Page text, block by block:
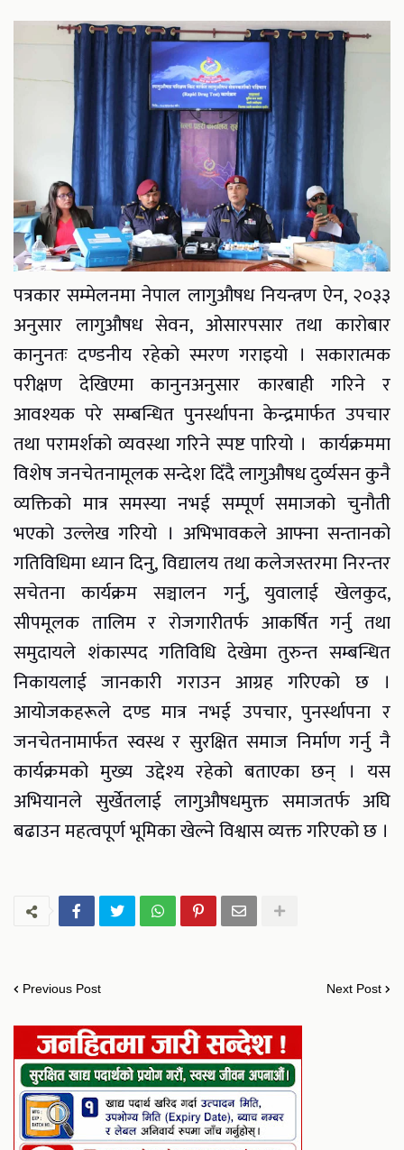
पत्रकार सम्मेलनमा नेपाल लागुऔषध नियन्त्रण ऐन, २०३३
अनुसार लागुऔषध सेवन, ओसारपसार तथा कारोबार
कानुनतः दण्डनीय रहेको स्मरण गराइयो । सकारात्मक
परीक्षण देखिएमा कानुनअनुसार कारबाही गरिने र
आवश्यक परे सम्बन्धित पुनर्स्थापना केन्द्रमार्फत उपचार
तथा परामर्शको व्यवस्था गरिने स्पष्ट पारियो । कार्यक्रममा
विशेष जनचेतनामूलक सन्देश दिँदै लागुऔषध दुर्व्यसन कुनै
व्यक्तिको मात्र समस्या नभई सम्पूर्ण समाजको चुनौती
भएको उल्लेख गरियो । अभिभावकले आफ्ना सन्तानको
गतिविधिमा ध्यान दिनु, विद्यालय तथा कलेजस्तरमा निरन्तर
सचेतना कार्यक्रम सञ्चालन गर्नु, युवालाई खेलकुद,
सीपमूलक तालिम र रोजगारीतर्फ आकर्षित गर्नु तथा
समुदायले शंकास्पद गतिविधि देखेमा तुरुन्त सम्बन्धित
निकायलाई जानकारी गराउन आग्रह गरिएको छ ।
आयोजकहरूले दण्ड मात्र नभई उपचार, पुनर्स्थापना र
जनचेतनामार्फत स्वस्थ र सुरक्षित समाज निर्माण गर्नु नै
कार्यक्रमको मुख्य उद्देश्य रहेको बताएका छन् । यस
अभियानले सुर्खेतलाई लागुऔषधमुक्त समाजतर्फ अघि
बढाउन महत्वपूर्ण भूमिका खेल्ने विश्वास व्यक्त गरिएको छ ।
Previous Post Next Post